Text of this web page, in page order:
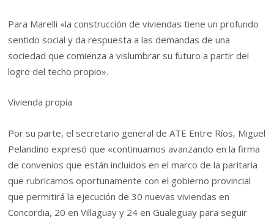
Para Marelli «la construcción de viviendas tiene un profundo
sentido social y da respuesta a las demandas de una
sociedad que comienza a vislumbrar su futuro a partir del
logro del techo propio».
Vivienda propia
Por su parte, el secretario general de ATE Entre Ríos, Miguel
Pelandino expresó que «continuamos avanzando en la firma
de convenios que están incluidos en el marco de la paritaria
que rubricamos oportunamente con el gobierno provincial
que permitirá la ejecución de 30 nuevas viviendas en
Concordia, 20 en Villaguay y 24 en Gualeguay para seguir